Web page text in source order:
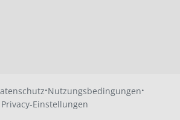
·Nutzungsbedingungen·
Privacy-Einstellungen